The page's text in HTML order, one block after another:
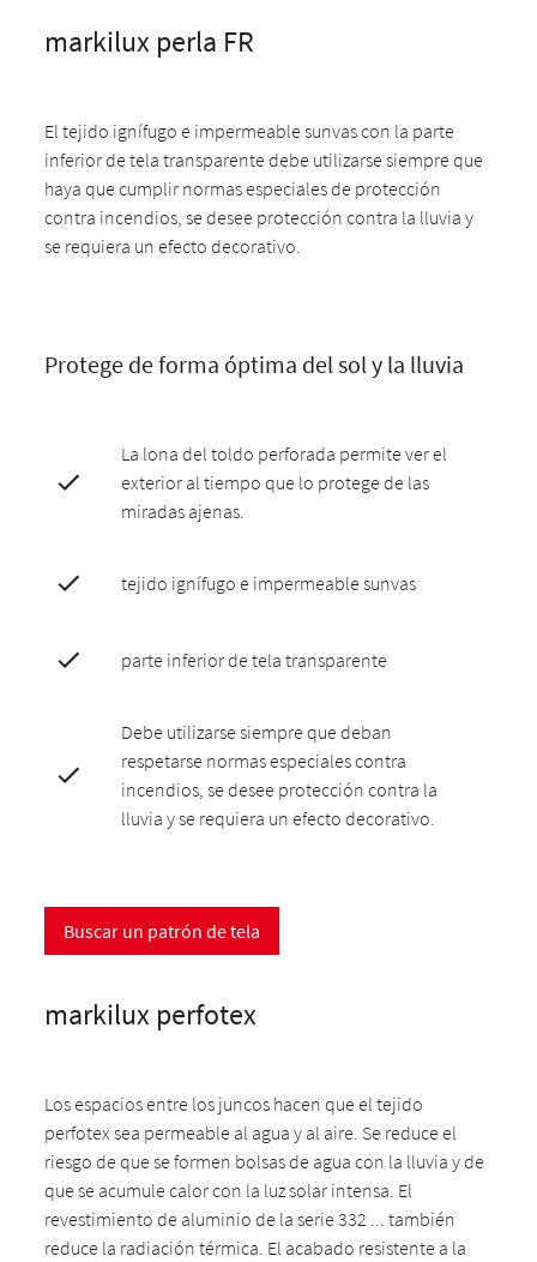
markilux perla FR
El tejido ignífugo e impermeable sunvas con la parte
inferior de tela transparente debe utilizarse siempre que
haya que cumplir normas especiales de protección
contra incendios, se desee protección contra la lluvia y
se requiera un efecto decorativo.
Protege de forma óptima del sol y la lluvia
La lona del toldo perforada permite ver el
exterior al tiempo que lo protege de las
miradas ajenas.
tejido ignífugo e impermeable sunvas
parte inferior de tela transparente
Debe utilizarse siempre que deban
respetarse normas especiales contra
incendios, se desee protección contra la
lluvia y se requiera un efecto decorativo.
Buscar un patrón de tela
markilux perfotex
Los espacios entre los juncos hacen que el tejido
perfotex sea permeable al agua y al aire. Se reduce el
riesgo de que se formen bolsas de agua con la lluvia y de
que se acumule calor con la luz solar intensa. El
revestimiento de aluminio de la serie 332 ... también
reduce la radiación térmica. El acabado resistente a la